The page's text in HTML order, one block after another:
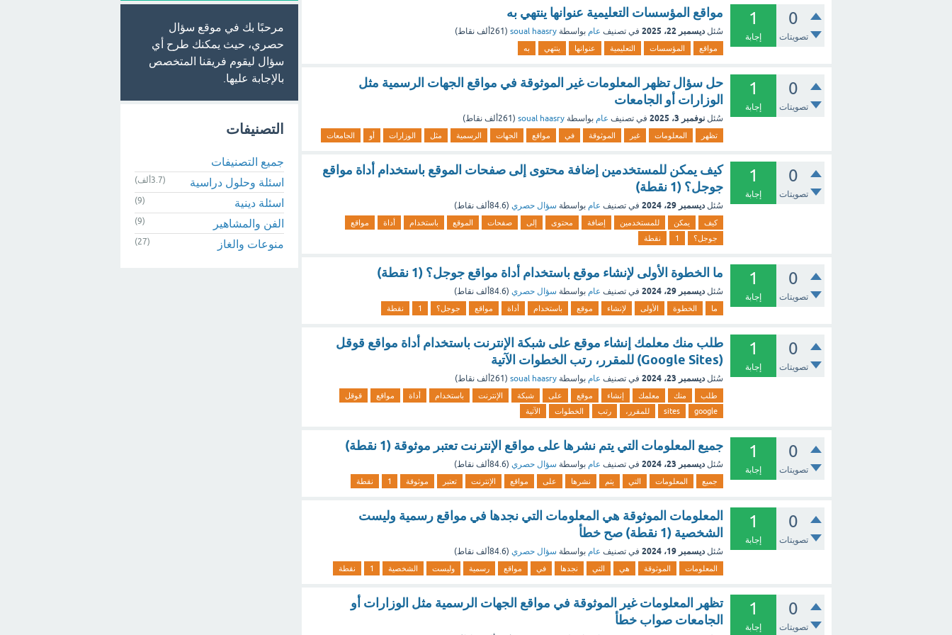
0
تصويتات
1
إجابة
مواقع المؤسسات التعليمية عنوانها ينتهي به
سُئل ديسمبر 22، 2025 في تصنيف عام بواسطة soual haasry
( 261ألف نقاط)
مواقع المؤسسات التعليمية عنوانها ينتهي به
0
تصويتات
1
إجابة
حل سؤال تظهر المعلومات غير الموثوقة في مواقع الجهات الرسمية مثل
الوزارات أو الجامعات
سُئل نوفمبر 3، 2025 في تصنيف عام بواسطة soual haasry
( 261ألف نقاط)
تظهر المعلومات غير الموثوقة في مواقع الجهات الرسمية مثل الوزارات أو الجامعات
0
تصويتات
1
إجابة
كيف يمكن للمستخدمين إضافة محتوى إلى صفحات الموقع باستخدام أداة مواقع
جوجل؟ (1 نقطة)
سُئل ديسمبر 29، 2024 في تصنيف عام بواسطة سؤال حصري (84.6ألف نقاط)
كيف يمكن للمستخدمين إضافة محتوى إلى صفحات الموقع باستخدام أداة
مواقع
جوجل؟
1 نقطة
0
تصويتات
1
إجابة
ما الخطوة الأولى لإنشاء موقع باستخدام أداة مواقع جوجل؟ (1 نقطة)
سُئل ديسمبر 29، 2024 في تصنيف عام بواسطة سؤال حصري (84.6ألف نقاط)
ما الخطوة الأولى لإنشاء موقع باستخدام أداة مواقع جوجل؟ 1 نقطة
0
تصويتات
1
إجابة
طلب منك معلمك إنشاء موقع على شبكة الإنترنت باستخدام أداة مواقع قوقل
(Google Sites) للمقرر، رتب الخطوات الآتية
سُئل ديسمبر 23، 2024 في تصنيف عام بواسطة soual haasry
( 261ألف نقاط)
طلب منك معلمك إنشاء موقع على شبكة الإنترنت باستخدام أداة مواقع
قوقل
google
sites للمقرر، رتب الخطوات الآتية
0
تصويتات
1
إجابة
جميع المعلومات التي يتم نشرها على مواقع الإنترنت تعتبر موثوقة (1 نقطة)
سُئل ديسمبر 23، 2024 في تصنيف عام بواسطة سؤال حصري (84.6ألف نقاط)
جميع المعلومات التي يتم نشرها على مواقع الإنترنت تعتبر موثوقة 1 نقطة
0
تصويتات
1
إجابة
المعلومات الموثوقة هي المعلومات التي نجدها في مواقع رسمية وليست
الشخصية (1 نقطة) صح خطأ
سُئل ديسمبر 19، 2024 في تصنيف عام بواسطة سؤال حصري (84.6ألف نقاط)
المعلومات الموثوقة هي التي نجدها في مواقع رسمية وليست الشخصية 1 نقطة
0
تصويتات
1
إجابة
تظهر المعلومات غير الموثوقة في مواقع الجهات الرسمية مثل الوزارات أو
الجامعات صواب خطأ
مرحبًا بك في موقع سؤال
حصري، حيث يمكنك طرح أي
سؤال ليقوم فريقنا المتخصص
بالإجابة عليها.
التصنيفات
جميع التصنيفات
اسئلة وحلول دراسية
(3.7ألف)
اسئلة دينية (9)
الفن والمشاهير (9)
منوعات والغاز (27)